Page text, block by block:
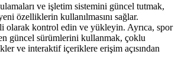
ve işletim sistemini güncel tutmak,
özelliklerin kullanılmasını sağlar.
olarak kontrol edin ve yükleyin. Ayrıca, spor
güncel sürümlerini kullanmak, çoklu
ve interaktif içeriklere erişim açısından